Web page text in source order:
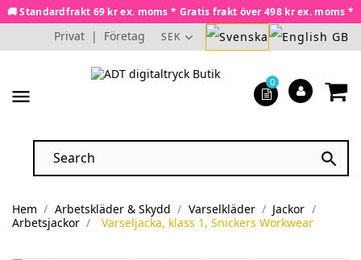
🚚 Standardfrakt 69 kr ex. moms * Gratis frakt över 498 kr ex. moms *
Privat | Företag SEK
menu

0
Hem Arbetskläder & Skydd Varselkläder
Jackor
Arbetsjackor
Varseljacka, klass 1, Snickers Workwear